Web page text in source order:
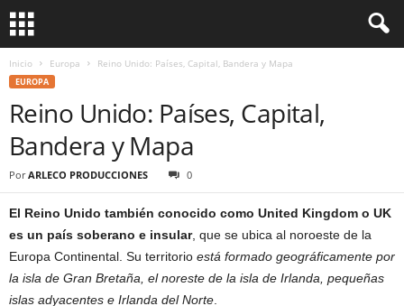
Inicio Europa Reino Unido: Países, Capital, Bandera y Mapa
EUROPA
Reino Unido: Países, Capital,
Bandera y Mapa
Por ARLECO PRODUCCIONES 0
El Reino Unido también conocido como United Kingdom o UK
es un país soberano e insular, que se ubica al noroeste de la
Europa Continental. Su territorio está formado geográficamente por
la isla de Gran Bretaña, el noreste de la isla de Irlanda, pequeñas
islas adyacentes e Irlanda del Norte